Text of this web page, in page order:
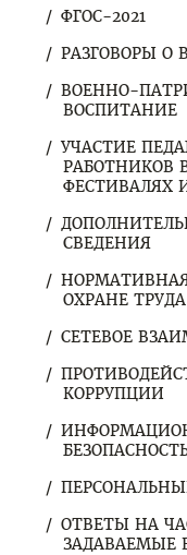
ФГОС-2021
РАЗГОВОРЫ О
ВОЕННО-
ВОСПИТАНИЕ
УЧАСТИЕ
РАБОТНИКОВ
ФЕСТИВАЛЯХ
СВЕДЕНИЯ
ОХРАНЕ ТРУДА
СЕТЕВОЕ
КОРРУПЦИИ
ОТВЕТЫ НА
ЗАДАВАЕМЫЕ